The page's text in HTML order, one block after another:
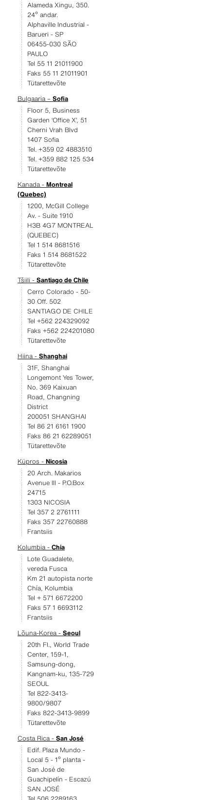
Alameda Xingu, 350.
24º andar.
Alphaville Industrial -
Barueri - SP
06455-030 SÃO
PAULO
Tel 55 11 21011900
Faks 55 11 21011901
Tütarettevõte
Bulgaaria – Sofia
Floor 5, Business
Garden ‘Office X’, 51
Cherni Vrah Blvd
1407 Sofia
Tel. +359 02 4883510
Tel. +359 882 125 534
Tütarettevõte
Kanada - Montreal
(Quebec)
1200, McGill College
Av. - Suite 1910
H3B 4G7 MONTREAL
(QUEBEC)
Tel 1 514 8681516
Faks 1 514 8681522
Tütarettevõte
Tšiili - Santiago de Chile
Cerro Colorado - 50-
30 Off. 502
SANTIAGO DE CHILE
Tel +562 224329092
Faks +562 224201080
Tütarettevõte
Hiina - Shanghai
31F, Shanghai
Longemont Yes Tower,
No. 369 Kaixuan
Road, Changning
District
200051 SHANGHAI
Tel 86 21 6161 1900
Faks 86 21 62289051
Tütarettevõte
Küpros - Nicosia
20 Arch. Makarios
Avenue III - P.O.Box
24715
1303 NICOSIA
Tel 357 2 2761111
Faks 357 22760888
Frantsiis
Kolumbia - Chía
Lote Guadalete,
vereda Fusca
Km 21 autopista norte
Chía, Kolumbia
Tel + 571 6672200
Faks 57 1 6693112
Frantsiis
Lõuna-Korea - Seoul
20th Fl., World Trade
Center, 159-1,
Samsung-dong,
Kangnam-ku, 135-729
SEOUL
Tel 822-3413-
9800/9807
Faks 822-3413-9899
Tütarettevõte
Costa Rica - San José
Edif. Plaza Mundo -
Local 5 - 1º planta -
San José de
Guachipelín - Escazú
SAN JOSÉ